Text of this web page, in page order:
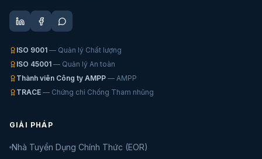
ISO 9001 — Quản lý Chất lượng
ISO 45001 — Quản lý An toàn
Thành viên Công ty AMPP — AMPP
TRACE — Chứng chỉ Chống Tham nhũng
GIẢI PHÁP
Nhà Tuyển Dụng Chính Thức (EOR)